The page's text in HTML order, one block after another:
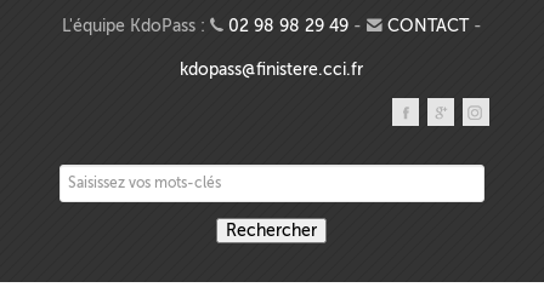
Aller au contenu principal
L'équipe KdoPass : 02 98 98 29 49- CONTACT-
kdopass@finistere.cci.fr
Saisissez vos mots-clés